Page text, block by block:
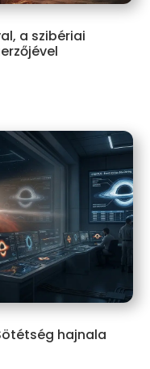
a szibériai
hajnala